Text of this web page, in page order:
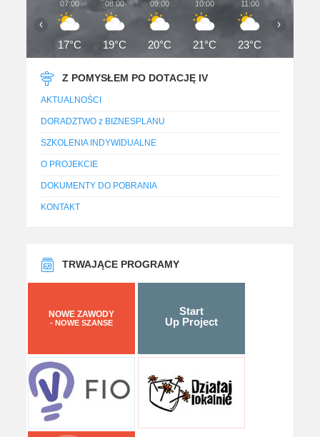
07:00
17°C
08:00
19°C
09:00
20°C
10:00
21°C
11:00
23°C
12:00
‹ ›
Z POMYSŁEM PO DOTACJĘ IV
AKTUALNOŚCI
DORADZTWO z BIZNESPLANU
SZKOLENIA INDYWIDUALNE
O PROJEKCIE
DOKUMENTY DO POBRANIA
KONTAKT
TRWAJĄCE PROGRAMY
NOWE ZAWODY
- NOWE SZANSE
Start
Up Project